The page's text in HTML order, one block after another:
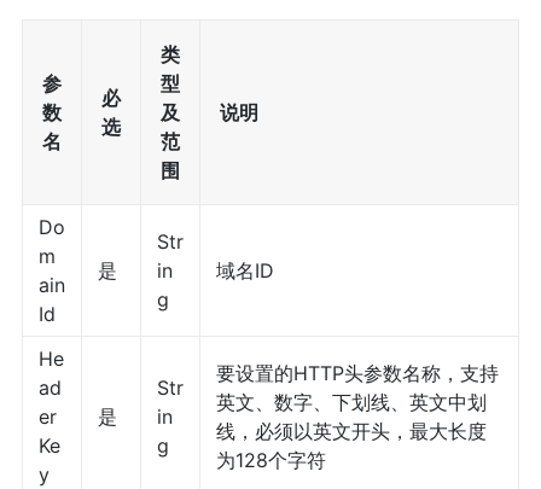
参
数
名
必
选
类
型
及
范
围
说明
Do
m
ain
Id
是
Str
in
g
域名ID
He
ad
er
Ke
y
是
Str
in
g
要设置的HTTP头参数名称，支持
英文、数字、下划线、英文中划
线，必须以英文开头，最大长度
为128个字符